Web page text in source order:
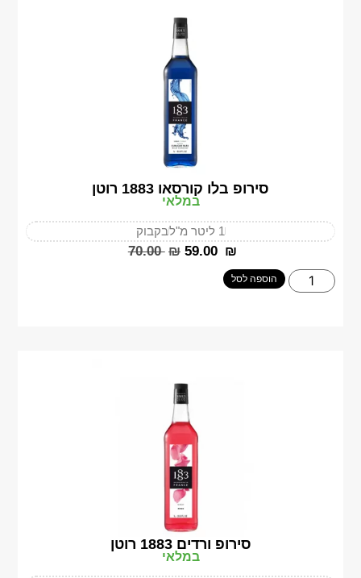
סירופ בלו קורסאו 1883 רוטן
במלאי
1 ליטר מ"ל בקבוק
‎70.00 ₪ ‎59.00 ₪
הוספה לסל
סירופ ורדים 1883 רוטן
במלאי